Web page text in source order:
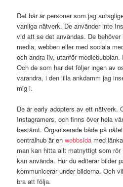
Det här är personer som jag
vanliga nätverk. De använder inte
vid att se det användas. De
media, webben eller med sociala
och andra liv, utanför
Och de som har det följer ingen av
varandra, i den lilla ankdamm jag
mig i.
De är early adopters av ett nätverk.
Instagramers, och finns över hela
bestämt. Organiserade både på
centralhub är enwebbsida med
man kan hitta allt matnyttigt som
kan använda. Hur du editerar bilder
kommunicerar under bilderna. Och
bra att följa.